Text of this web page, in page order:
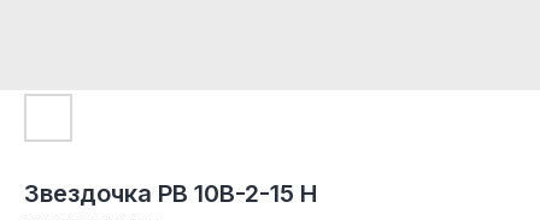
Звездочка PB 10B-2-15 H